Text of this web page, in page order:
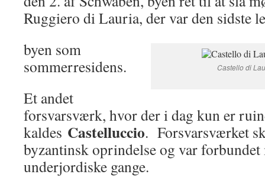
Ruggiero di Lauria, der var den sidste
Castello di
byen som
sommerresidens.
Et andet
forsvarsværk, hvor der i dag kun er
kaldes Castelluccio. Forsvarsværket
byzantinsk oprindelse og var forbundet
underjordiske gange.